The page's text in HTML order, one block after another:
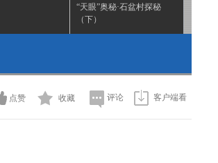
“天眼”奥秘·石盆村探秘
（下）
（上）
2015-04-24 20:53:12
点赞 收藏 评论 客户端看